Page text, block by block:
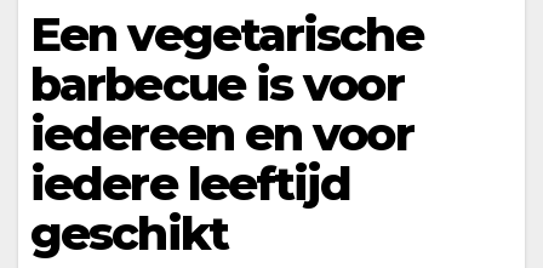
Een vegetarische
barbecue is voor
iedereen en voor
iedere leeftijd
geschikt